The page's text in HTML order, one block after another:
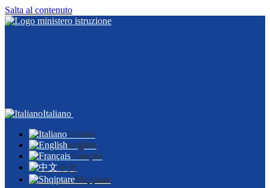
Salta al contenuto
Italiano
Italiano
English
Français
中文
Shqiptare